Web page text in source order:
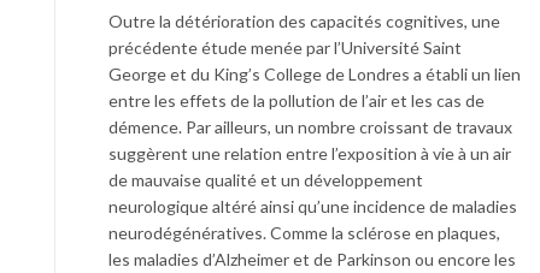
Outre la détérioration des capacités cognitives, une
précédente étude menée par l’Université Saint
George et du King’s College de Londres a établi un lien
entre les effets de la pollution de l’air et les cas de
démence. Par ailleurs, un nombre croissant de travaux
suggèrent une relation entre l’exposition à vie à un air
de mauvaise qualité et un développement
neurologique altéré ainsi qu’une incidence de maladies
neurodégénératives. Comme la sclérose en plaques,
les maladies d’Alzheimer et de Parkinson ou encore les